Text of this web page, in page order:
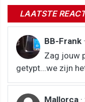
LAATSTE
BB-Frank ·
Zag jouw
getypt...we zijn
Mallorca ·